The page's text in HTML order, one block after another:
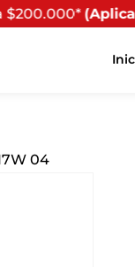
Términos y
04